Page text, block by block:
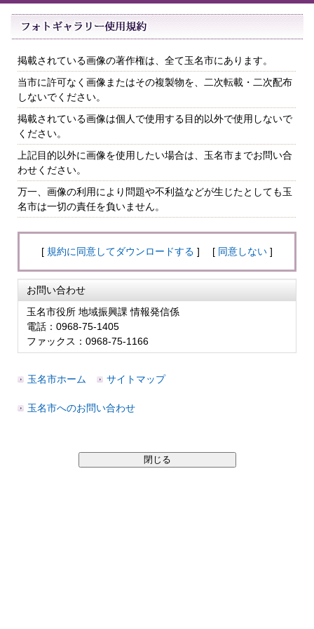
掲載されている画像の著作権は、全て玉名市にあります。
当市に許可なく画像またはその複製物を、二次転載・二次配布
しないでください。
掲載されている画像は個人で使用する目的以外で使用しないで
ください。
上記目的以外に画像を使用したい場合は、玉名市までお問い合
わせください。
万一、画像の利用により問題や不利益などが生じたとしても玉
名市は一切の責任を負いません。
[ 規約に同意してダウンロードする ] [ 同意しない ]
お問い合わせ
玉名市役所 地域振興課 情報発信係
電話：0968-75-1405
ファックス：0968-75-1166
玉名市ホーム サイトマップ
玉名市へのお問い合わせ